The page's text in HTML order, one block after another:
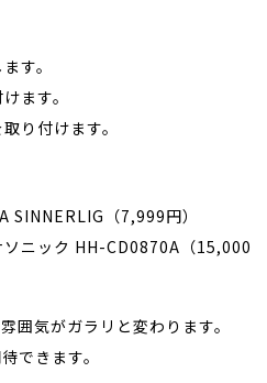
す。
ます。
り付けます。
SINNERLIG（7,999円）
ソニック HH-CD0870A（15,000
囲気がガラリと変わります。
できます。